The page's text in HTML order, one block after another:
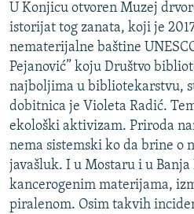
TV LIBERTY
POST SCRIPTUM
MOJA EVROPA
TRI DECENIJE OD RATA U BIH
SVE KARTE DEJTONA
NASTANAK I RASPAD JUGOSLAVIJE
Sve RFE/RL stranice
U Konjicu otvoren Muzej
istorijat tog zanata, koji je
nematerijalne baštine
Pejanović” koju Društvo
najboljima u bibliotekarstvu,
dobitnica je Violeta Radić.
ekološki aktivizam. Priroda
nema sistemski ko da brine o
javašluk. I u Mostaru i u Banja
kancerogenim materijama,
piralenom. Osim takvih